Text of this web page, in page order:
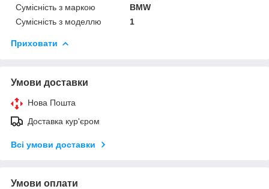
Сумісність з маркою
BMW
Сумісність з моделлю
1
Приховати
Умови доставки
Нова Пошта
Доставка кур'єром
Всі умови доставки
Умови оплати